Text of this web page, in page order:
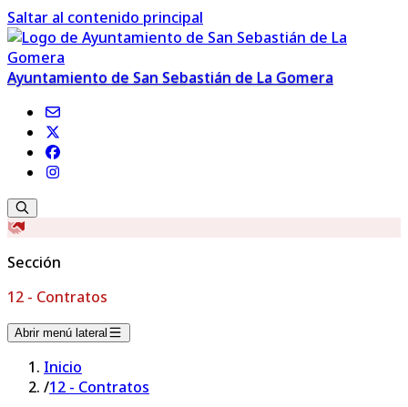
Saltar al contenido principal
Ayuntamiento de San Sebastián de La Gomera
Sección
12 - Contratos
Abrir menú lateral
Inicio
/12 - Contratos